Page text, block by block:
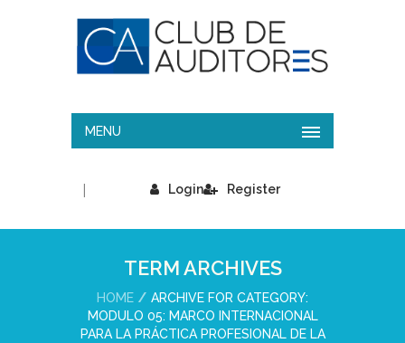
MENU
Login
| Register
TERM ARCHIVES
HOME
ARCHIVE FOR CATEGORY:
MODULO 05: MARCO INTERNACIONAL
PARA LA PRÁCTICA PROFESIONAL DE LA